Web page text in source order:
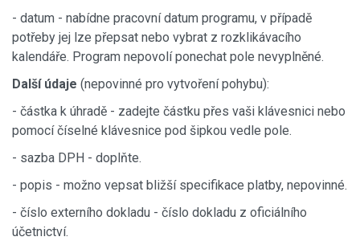
- datum - nabídne pracovní datum programu, v případě
potřeby jej lze přepsat nebo vybrat z rozklikávacího
kalendáře. Program nepovolí ponechat pole nevyplněné.
Další údaje (nepovinné pro vytvoření pohybu):
- částka k úhradě - zadejte částku přes vaši klávesnici nebo
pomocí číselné klávesnice pod šipkou vedle pole.
- sazba DPH - doplňte.
- popis - možno vepsat bližší specifikace platby, nepovinné.
- číslo externího dokladu - číslo dokladu z oficiálního
účetnictví.